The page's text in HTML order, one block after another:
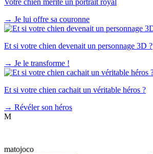
→ Je lui offre sa couronne
Et si votre chien devenait un personnage 3D ?
→ Je le transforme !
Et si votre chien cachait un véritable héros ?
→ Révéler son héros
M
matojoco